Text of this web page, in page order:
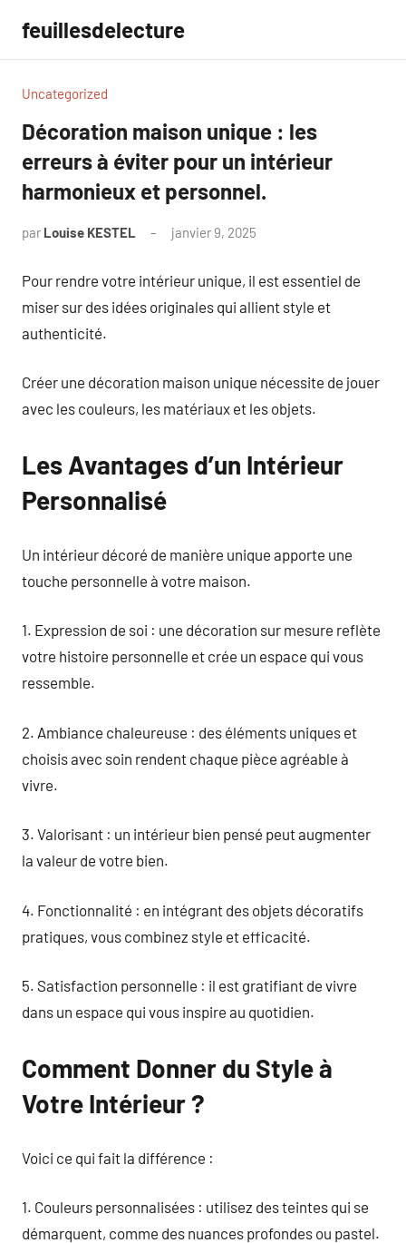
contenu
feuillesdelecture
Uncategorized
Décoration maison unique : les
erreurs à éviter pour un intérieur
harmonieux et personnel.
par Louise KESTEL janvier 9, 2025
Pour rendre votre intérieur unique, il est essentiel de
miser sur des idées originales qui allient style et
authenticité.
Créer une décoration maison unique nécessite de jouer
avec les couleurs, les matériaux et les objets.
Les Avantages d’un Intérieur
Personnalisé
Un intérieur décoré de manière unique apporte une
touche personnelle à votre maison.
1. Expression de soi : une décoration sur mesure reflète
votre histoire personnelle et crée un espace qui vous
ressemble.
2. Ambiance chaleureuse : des éléments uniques et
choisis avec soin rendent chaque pièce agréable à
vivre.
3. Valorisant : un intérieur bien pensé peut augmenter
la valeur de votre bien.
4. Fonctionnalité : en intégrant des objets décoratifs
pratiques, vous combinez style et efficacité.
5. Satisfaction personnelle : il est gratifiant de vivre
dans un espace qui vous inspire au quotidien.
Comment Donner du Style à
Votre Intérieur ?
Voici ce qui fait la différence :
1. Couleurs personnalisées : utilisez des teintes qui se
démarquent, comme des nuances profondes ou pastel.